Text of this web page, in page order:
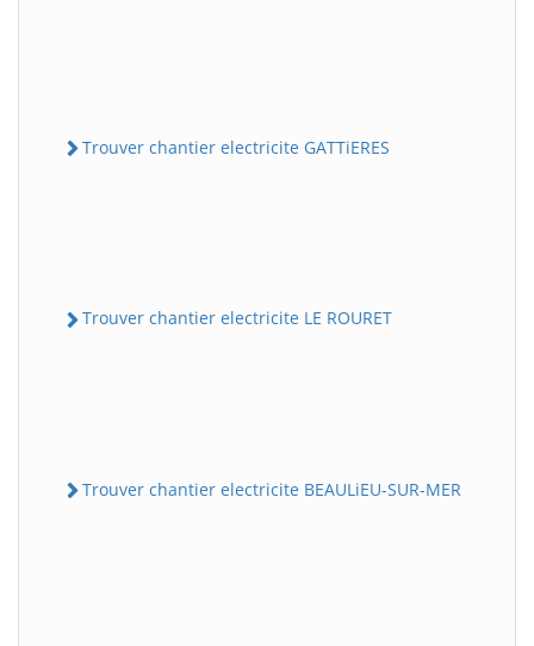
Trouver chantier electricite GATTiERES
Trouver chantier electricite LE ROURET
Trouver chantier electricite BEAULiEU-SUR-MER